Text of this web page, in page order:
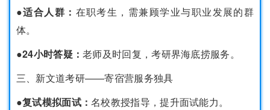
●适合人群： 在职考生，需兼顾学业与职业发展的群
体。
●24小时答疑：老师及时回复，考研界海底捞服务。
三、新文道考研——寄宿营服务独具
●复试模拟面试：名校教授指导，提升面试能力。